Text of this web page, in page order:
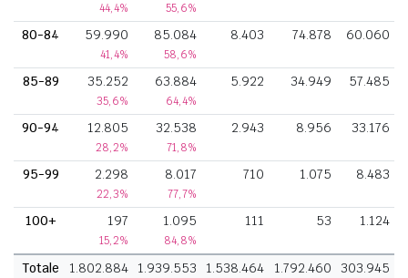
44,4% 55,6%
80-84 59.990
41,4%
85.084
58,6%
8.403 74.878 60.060
85-89 35.252
35,6%
63.884
64,4%
5.922 34.949 57.485
90-94 12.805
28,2%
32.538
71,8%
2.943 8.956 33.176
95-99 2.298
22,3%
8.017
77,7%
710 1.075 8.483
100+ 197
15,2%
1.095
84,8%
111 53 1.124
Totale 1.802.884 1.939.553 1.538.464 1.792.460 303.945